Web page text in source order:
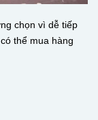
chọn vì dễ tiếp
thể mua hàng